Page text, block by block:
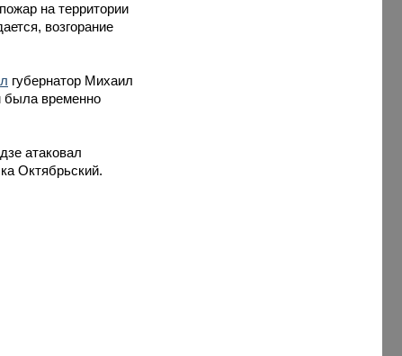
на территории
возгорание
губернатор Михаил
была временно
атаковал
Октябрьский.